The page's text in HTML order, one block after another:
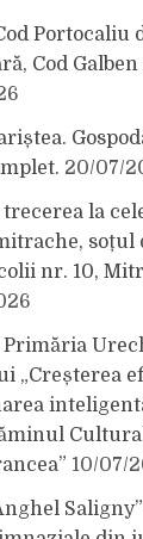
Portocaliu
Cod
20/07/
la
soțul
nr. 10,
Primăria
„Creșterea
10/07/